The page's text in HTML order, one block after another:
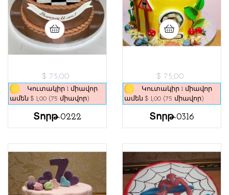
$ 75,00
Կուտակիր 1 միավոր
ամեն $ 1,00 (75 միավոր)
Տորթ-0222
$ 75,00
Կուտակիր 1 միավոր
ամեն $ 1,00 (75 միավոր)
Տորթ-0316